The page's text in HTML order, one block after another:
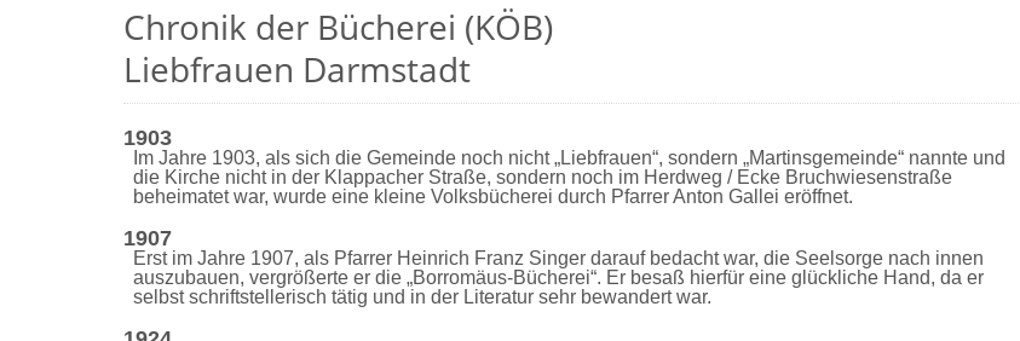
Chronik der Bücherei (KÖB)
Liebfrauen Darmstadt
1903
Im Jahre 1903, als sich die Gemeinde noch nicht „Liebfrauen“, sondern „Martinsgemeinde“ nannte und
die Kirche nicht in der Klappacher Straße, sondern noch im Herdweg / Ecke Bruchwiesenstraße
beheimatet war, wurde eine kleine Volksbücherei durch Pfarrer Anton Gallei eröffnet.
1907
Erst im Jahre 1907, als Pfarrer Heinrich Franz Singer darauf bedacht war, die Seelsorge nach innen
auszubauen, vergrößerte er die „Borromäus-Bücherei“. Er besaß hierfür eine glückliche Hand, da er
selbst schriftstellerisch tätig und in der Literatur sehr bewandert war.